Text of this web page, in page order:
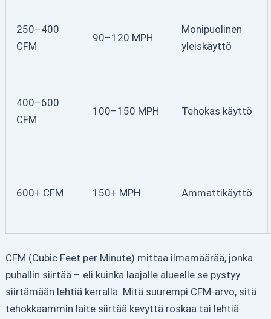
250–400
CFM
90–120 MPH
Monipuolinen
yleiskäyttö
400–600
CFM
100–150 MPH Tehokas käyttö
600+ CFM 150+ MPH Ammattikäyttö
CFM (Cubic Feet per Minute) mittaa ilmamäärää, jonka
puhallin siirtää – eli kuinka laajalle alueelle se pystyy
siirtämään lehtiä kerralla. Mitä suurempi CFM-arvo, sitä
tehokkaammin laite siirtää kevyttä roskaa tai lehtiä